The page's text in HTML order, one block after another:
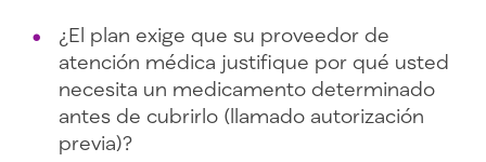
¿El plan exige que su proveedor de
atención médica justifique por qué usted
necesita un medicamento determinado
antes de cubrirlo (llamado autorización
previa)?